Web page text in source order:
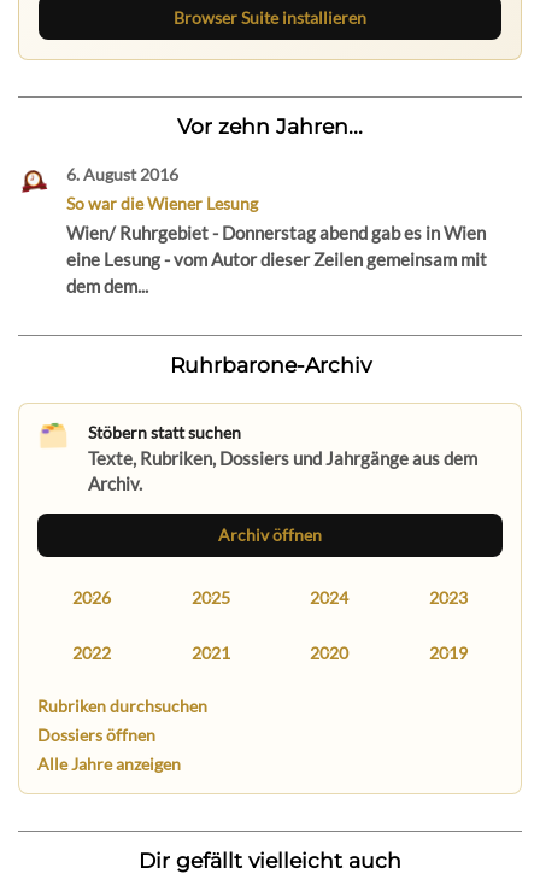
Browser Suite installieren
Vor zehn Jahren...
6. August 2016
So war die Wiener Lesung
Wien/ Ruhrgebiet - Donnerstag abend gab es in Wien
eine Lesung - vom Autor dieser Zeilen gemeinsam mit
dem dem...
Ruhrbarone-Archiv
Stöbern statt suchen
Texte, Rubriken, Dossiers und Jahrgänge aus dem
Archiv.
Archiv öffnen
2026 2025 2024 2023
2022 2021 2020 2019
Rubriken durchsuchen
Dossiers öffnen
Alle Jahre anzeigen
Dir gefällt vielleicht auch